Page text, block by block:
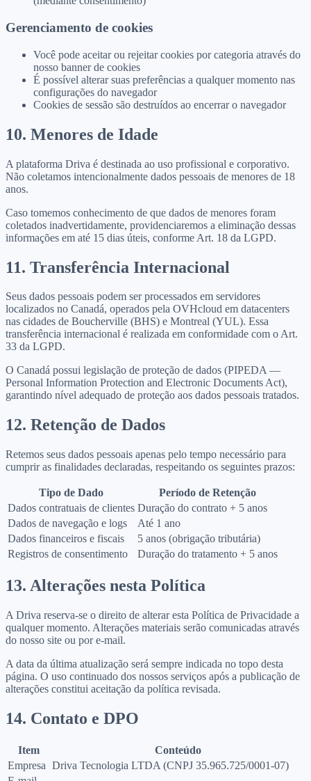
Gerenciamento de cookies
Você pode aceitar ou rejeitar cookies por categoria através do
nosso banner de cookies
É possível alterar suas preferências a qualquer momento nas
configurações do navegador
Cookies de sessão são destruídos ao encerrar o navegador
10. Menores de Idade
A plataforma Driva é destinada ao uso profissional e corporativo.
Não coletamos intencionalmente dados pessoais de menores de 18
anos.
Caso tomemos conhecimento de que dados de menores foram
coletados inadvertidamente, providenciaremos a eliminação dessas
informações em até 15 dias úteis, conforme Art. 18 da LGPD.
11. Transferência Internacional
Seus dados pessoais podem ser processados em servidores
localizados no Canadá, operados pela OVHcloud em datacenters
nas cidades de Boucherville (BHS) e Montreal (YUL). Essa
transferência internacional é realizada em conformidade com o Art.
33 da LGPD.
O Canadá possui legislação de proteção de dados (PIPEDA —
Personal Information Protection and Electronic Documents Act),
garantindo nível adequado de proteção aos dados pessoais tratados.
12. Retenção de Dados
Retemos seus dados pessoais apenas pelo tempo necessário para
cumprir as finalidades declaradas, respeitando os seguintes prazos:
Tipo de Dado
Período de Retenção
Dados contratuais de clientes Duração do contrato + 5 anos
Dados de navegação e logs
Até 1 ano
Dados financeiros e fiscais
5 anos (obrigação tributária)
Registros de consentimento
Duração do tratamento + 5 anos
13. Alterações nesta Política
A Driva reserva-se o direito de alterar esta Política de Privacidade a
qualquer momento. Alterações materiais serão comunicadas através
do nosso site ou por e-mail.
A data da última atualização será sempre indicada no topo desta
página. O uso continuado dos nossos serviços após a publicação de
alterações constitui aceitação da política revisada.
14. Contato e DPO
Item
Conteúdo
Empresa Driva Tecnologia LTDA (CNPJ 35.965.725/0001-07)